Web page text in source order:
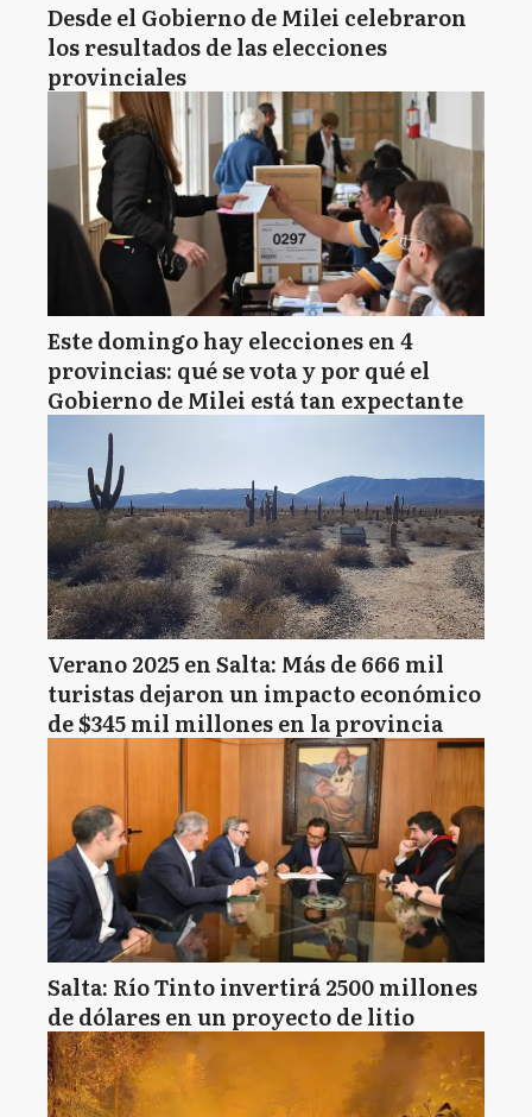
Desde el Gobierno de Milei celebraron
los resultados de las elecciones
provinciales
Este domingo hay elecciones en 4
provincias: qué se vota y por qué el
Gobierno de Milei está tan expectante
Verano 2025 en Salta: Más de 666 mil
turistas dejaron un impacto económico
de $345 mil millones en la provincia
Salta: Río Tinto invertirá 2500 millones
de dólares en un proyecto de litio